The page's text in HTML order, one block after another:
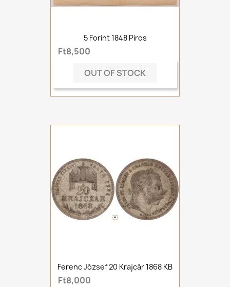
5 Forint 1848 Piros
Ft8,500
OUT OF STOCK
Ferenc József 20 Krajcár 1868 KB
Ft8,000